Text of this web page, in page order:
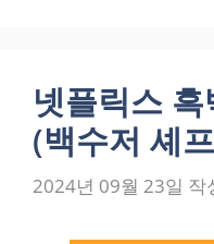
넷플릭스
(백수저 셰
2024년 09월 23일 작